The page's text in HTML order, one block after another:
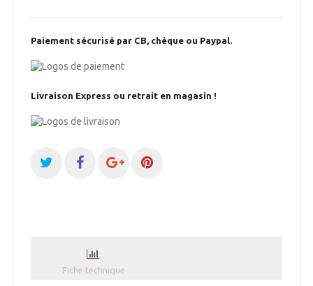
Paiement sécurisé par CB, chèque ou Paypal.
Livraison Express ou retrait en magasin !
Fiche technique